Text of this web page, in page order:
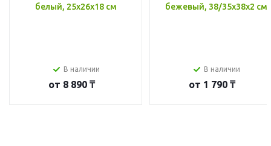
белый, 25x26x18 см
В наличии
от 8 890 ₸
бежевый, 38/35x38x2 см
В наличии
от 1 790 ₸